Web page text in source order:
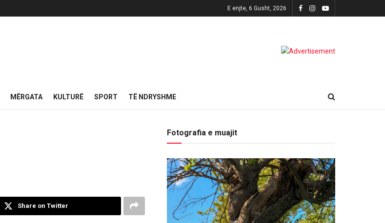
E enjte, 6 Gusht, 2026
MËRGATA KULTURË SPORT TË NDRYSHME
Share on Twitter
Fotografia e muajit